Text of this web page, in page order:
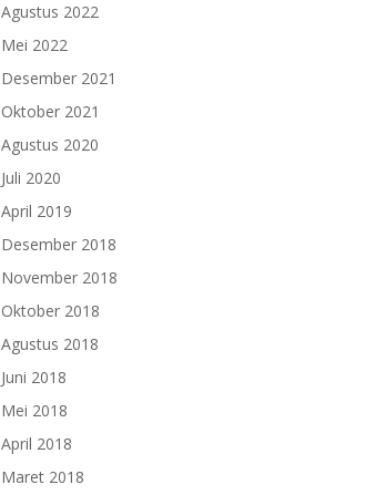
Agustus 2022
Mei 2022
Desember 2021
Oktober 2021
Agustus 2020
Juli 2020
April 2019
Desember 2018
November 2018
Oktober 2018
Agustus 2018
Juni 2018
Mei 2018
April 2018
Maret 2018